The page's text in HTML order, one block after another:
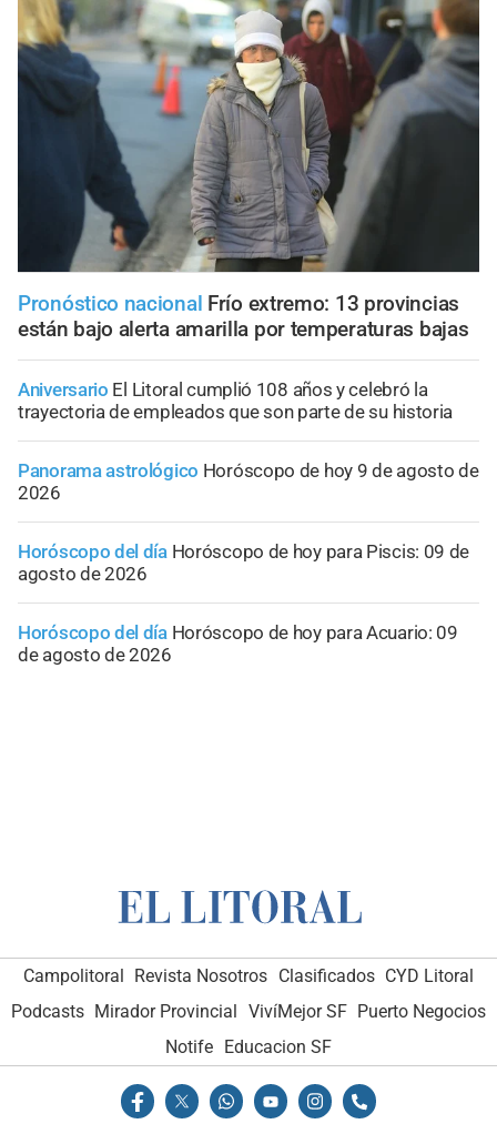
Pronóstico nacional Frío extremo: 13 provincias
están bajo alerta amarilla por temperaturas bajas
Aniversario El Litoral cumplió 108 años y celebró la
trayectoria de empleados que son parte de su historia
Panorama astrológico Horóscopo de hoy 9 de agosto de
2026
Horóscopo del día Horóscopo de hoy para Piscis: 09 de
agosto de 2026
Horóscopo del día Horóscopo de hoy para Acuario: 09
de agosto de 2026
Campolitoral Revista Nosotros Clasificados CYD Litoral
Podcasts Mirador Provincial VivíMejor SF Puerto Negocios
Notife
Educacion SF